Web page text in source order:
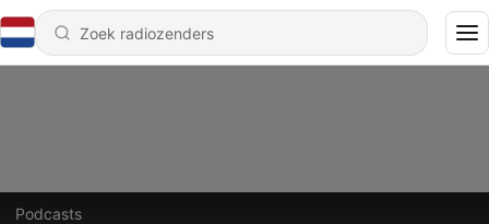
Podcasts